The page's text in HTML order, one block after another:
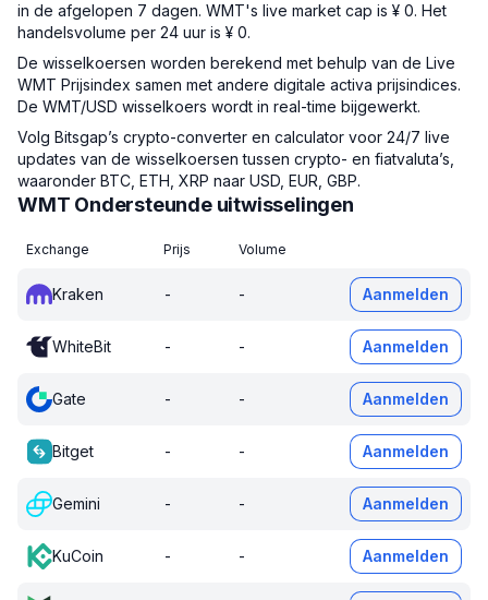
in de afgelopen 7 dagen. WMT's live market cap is ¥ 0. Het
handelsvolume per 24 uur is ¥ 0.
De wisselkoersen worden berekend met behulp van de Live
WMT Prijsindex samen met andere digitale activa prijsindices.
De WMT/USD wisselkoers wordt in real-time bijgewerkt.
Volg Bitsgap’s crypto-converter en calculator voor 24/7 live
updates van de wisselkoersen tussen crypto- en fiatvaluta’s,
waaronder BTC, ETH, XRP naar USD, EUR, GBP.
WMT Ondersteunde uitwisselingen
Exchange Prijs Volume
Kraken - - Aanmelden
WhiteBit - - Aanmelden
Gate - - Aanmelden
Bitget - - Aanmelden
Gemini - - Aanmelden
KuCoin - - Aanmelden